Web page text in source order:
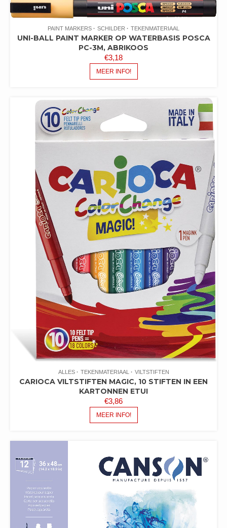
PAINT MARKERS SCHILDER TEKENMATERIAAL
UNI-BALL PAINT MARKER OP WATERBASIS POSCA
PC-3M, ABRIKOOS
€3,18
MEER INFO!
ALLES TEKENMATERIAAL VILTSTIFTEN
CARIOCA VILTSTIFTEN MAGIC, 10 STIFTEN IN EEN
KARTONNEN ETUI
€3,86
MEER INFO!